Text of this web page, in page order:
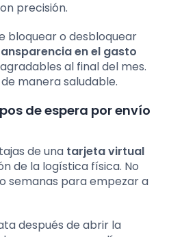
precisión.
bloquear o desbloquear
en el gasto
al final del mes.
manera saludable.
de espera por envío
de una tarjeta virtual
de la logística física. No
semanas para empezar a
después de abrir la